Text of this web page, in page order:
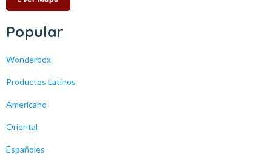
Popular
Wonderbox
Productos Latinos
Americano
Oriental
Españoles